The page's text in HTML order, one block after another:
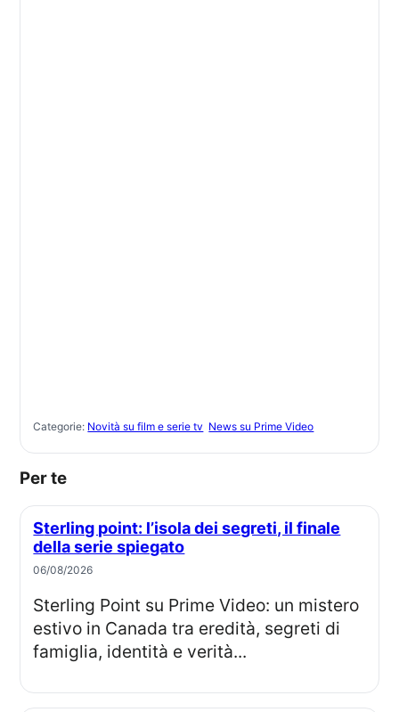
Categorie: Novità su film e serie tv News su Prime Video
Per te
Sterling point: l’isola dei segreti, il finale
della serie spiegato
06/08/2026
Sterling Point su Prime Video: un mistero
estivo in Canada tra eredità, segreti di
famiglia, identità e verità...